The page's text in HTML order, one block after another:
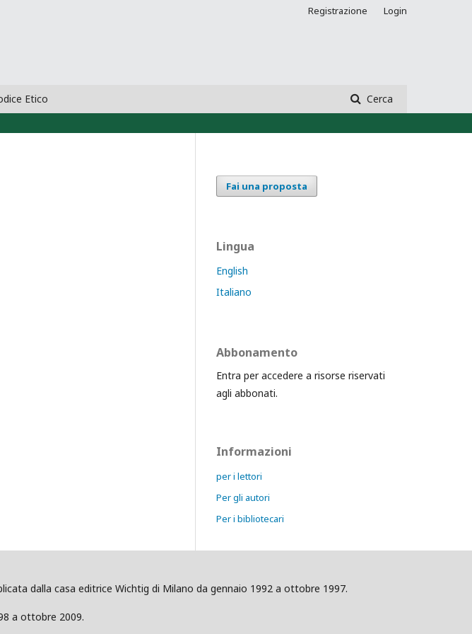
Etico Cerca
Registrazione Login
Fai una proposta
Lingua
English
Italiano
Abbonamento
Entra per accedere a risorse riservati
agli abbonati.
Informazioni
per i lettori
Per gli autori
Per i bibliotecari
dalla casa editrice Wichtig di Milano da gennaio 1992 a ottobre 1997.
a ottobre 2009.